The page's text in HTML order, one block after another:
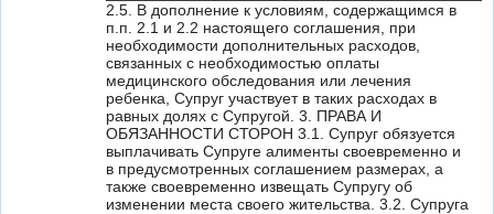
2.5. В дополнение к условиям, содержащимся в
п.п. 2.1 и 2.2 настоящего соглашения, при
необходимости дополнительных расходов,
связанных с необходимостью оплаты
медицинского обследования или лечения
ребенка, Супруг участвует в таких расходах в
равных долях с Супругой. 3. ПРАВА И
ОБЯЗАННОСТИ СТОРОН 3.1. Супруг обязуется
выплачивать Супруге алименты своевременно и
в предусмотренных соглашением размерах, а
также своевременно извещать Супругу об
изменении места своего жительства. 3.2. Супруга